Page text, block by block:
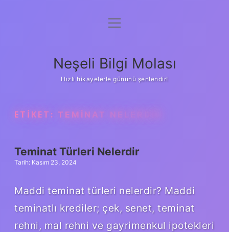
Anasayfa
Yasal Uyarı
menüyü
Neşeli Bilgi Molası
Hızlı hikayelerle gününü şenlendir!
ETIKET: TEMINAT NELERDIR
Teminat Türleri Nelerdir
Tarih: Kasım 23, 2024
Maddi teminat türleri nelerdir? Maddi
teminatlı krediler; çek, senet, teminat
rehni, mal rehni ve gayrimenkul ipotekleri